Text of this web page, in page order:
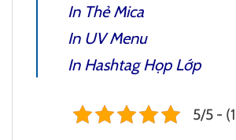
In Thẻ Mica
In UV Menu
In Hashtag Họp Lớp
5/5 -